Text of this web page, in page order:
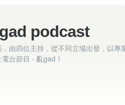
podcast
由四位主持，從不同立場出發，以專
台節目 - 亂gad！